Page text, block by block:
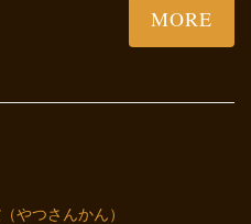
MORE
やつさんかん）